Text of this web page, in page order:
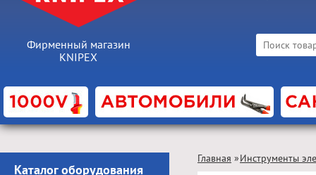
Фирменный магазин
KNIPEX
Каталог оборудования
Главная »Инструменты